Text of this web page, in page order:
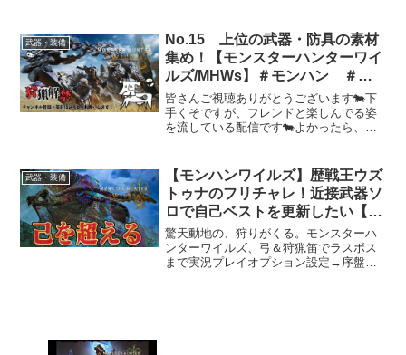
がらクエスト回していきます◌参加方法
「参加希望！ HN」...
武器・装備
No.15 上位の武器・防具の素材
集め！【モンスターハンターワイ
ルズ/MHWs】＃モンハン ＃操
虫棍
皆さんご視聴ありがとうございます🐄下
手くそですが、フレンドと楽しんでる姿
を流している配信です🐄よかったら、高
タハンターワイルズ #モンハン ＃
MHWs ＃ライブ配信 ...
武器・装備
【モンハンワイルズ】歴戦王ウズ
トゥナのフリチャレ！近接武器ソ
ロで自己ベストを更新したい【モ
ンスターハンターワイルズ PC版
RTX5090】
驚天動地の、狩りがくる。モンスターハ
ンターワイルズ、弓＆狩猟笛でラスボス
まで実況プレイオプション設定→序盤に